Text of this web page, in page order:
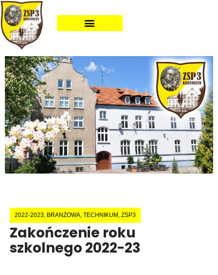
2022-2023 BRANŻOWA TECHNIKUM ZSP3
Zakończenie roku
szkolnego 2022-23